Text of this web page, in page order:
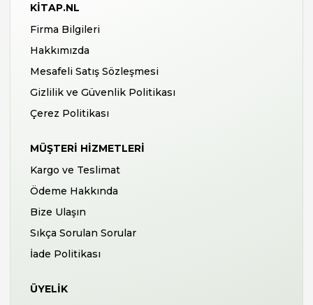
KITAP.NL
Firma Bilgileri
Hakkımızda
Mesafeli Satış Sözleşmesi
Gizlilik ve Güvenlik Politikası
Çerez Politikası
MÜŞTERI HIZMETLERI
Kargo ve Teslimat
Ödeme Hakkında
Bize Ulaşın
Sıkça Sorulan Sorular
İade Politikası
ÜYELIK